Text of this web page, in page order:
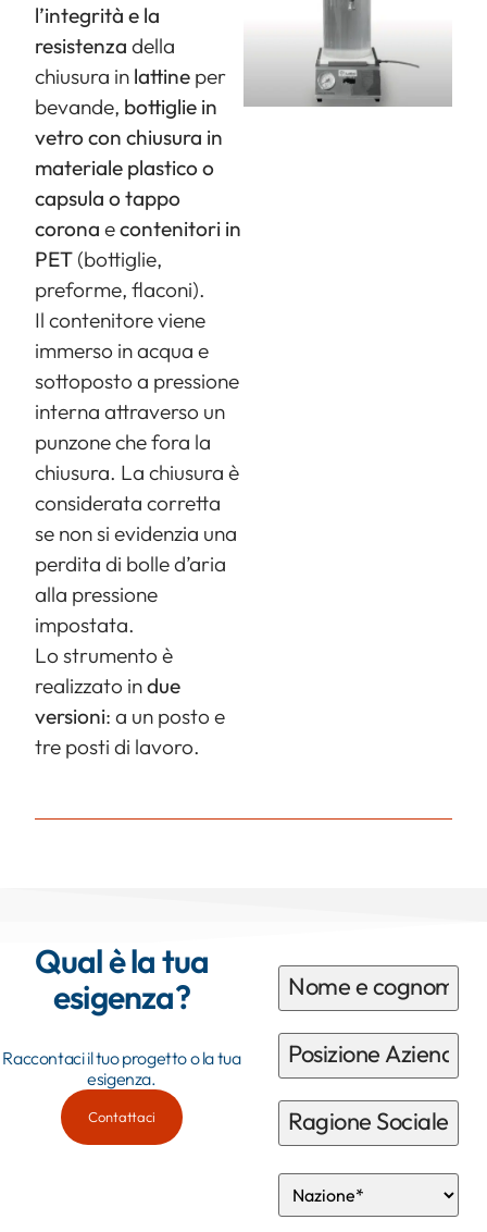
l’integrità e la
resistenza della
chiusura in lattine per
bevande, bottiglie in
vetro con chiusura in
materiale plasticoo
capsula o tappo
corona econtenitori in
PET (bottiglie,
preforme, flaconi).
Il contenitore viene
immerso in acqua e
sottoposto a pressione
interna attraverso un
punzone che fora la
chiusura. La chiusura è
considerata corretta
se non si evidenzia una
perdita di bolle d’aria
alla pressione
impostata.
Lo strumento è
realizzato indue
versioni: a un posto e
tre posti di lavoro.
Qual è la tua
esigenza?
Raccontaci il tuo progetto o la tua
esigenza.
Contattaci